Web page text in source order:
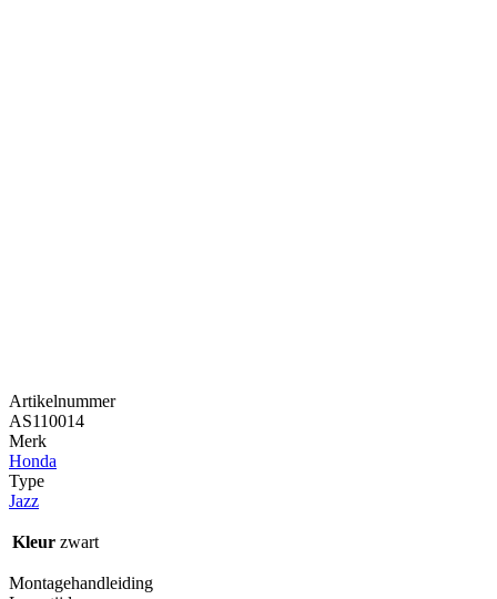
Artikelnummer
AS110014
Merk
Honda
Type
Jazz
Kleur zwart
Montagehandleiding